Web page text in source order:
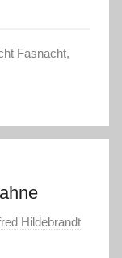
Fasnacht,
Hildebrandt